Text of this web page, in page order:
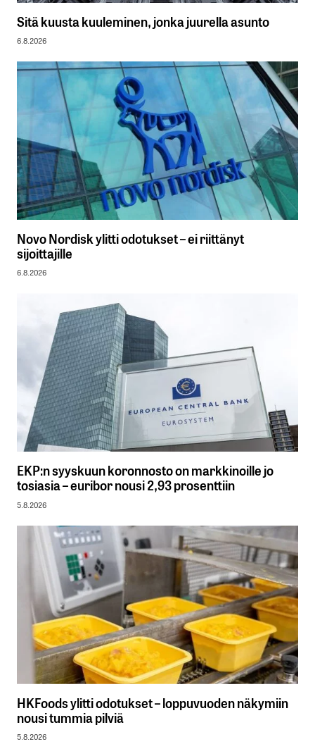
Sitä kuusta kuuleminen, jonka juurella asunto
6.8.2026
Novo Nordisk ylitti odotukset – ei riittänyt
sijoittajille
6.8.2026
EKP:n syyskuun koronnosto on markkinoille jo
tosiasia – euribor nousi 2,93 prosenttiin
5.8.2026
HKFoods ylitti odotukset – loppuvuoden näkymiin
nousi tummia pilviä
5.8.2026